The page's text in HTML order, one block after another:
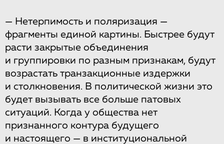
— Нетерпимость и поляризация —
фрагменты единой картины. Быстрее будут
расти закрытые объединения
и группировки по разным признакам, будут
возрастать транзакционные издержки
и столкновения. В политической жизни это
будет вызывать все больше патовых
ситуаций. Когда у общества нет
признанного контура будущего
и настоящего — в институциональной